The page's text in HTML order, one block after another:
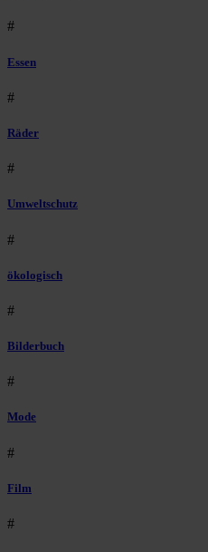
#
Essen
#
Räder
#
Umweltschutz
#
ökologisch
#
Bilderbuch
#
Mode
#
Film
#